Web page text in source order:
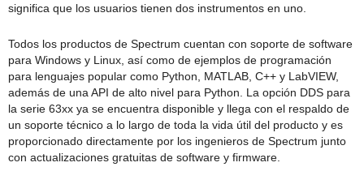
significa que los usuarios tienen dos instrumentos en uno.
Todos los productos de Spectrum cuentan con soporte de software
para Windows y Linux, así como de ejemplos de programación
para lenguajes popular como Python, MATLAB, C++ y LabVIEW,
además de una API de alto nivel para Python. La opción DDS para
la serie 63xx ya se encuentra disponible y llega con el respaldo de
un soporte técnico a lo largo de toda la vida útil del producto y es
proporcionado directamente por los ingenieros de Spectrum junto
con actualizaciones gratuitas de software y firmware.